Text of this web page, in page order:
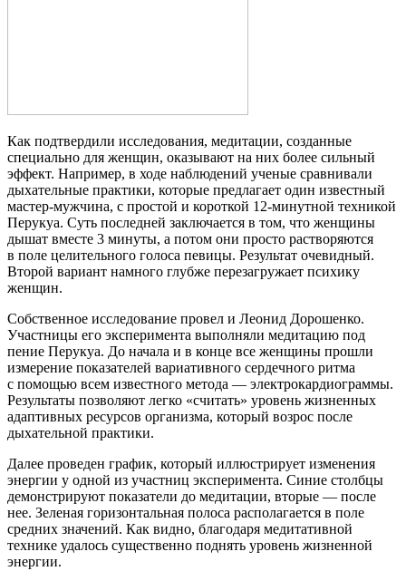
Как подтвердили исследования, медитации, созданные
специально для женщин, оказывают на них более сильный
эффект. Например, в ходе наблюдений ученые сравнивали
дыхательные практики, которые предлагает один известный
мастер-мужчина, с простой и короткой 12-минутной техникой
Перукуа. Суть последней заключается в том, что женщины
дышат вместе 3 минуты, а потом они просто растворяются
в поле целительного голоса певицы. Результат очевидный.
Второй вариант намного глубже перезагружает психику
женщин.
Собственное исследование провел и Леонид Дорошенко.
Участницы его эксперимента выполняли медитацию под
пение Перукуа. До начала и в конце все женщины прошли
измерение показателей вариативного сердечного ритма
с помощью всем известного метода — электрокардиограммы.
Результаты позволяют легко «считать» уровень жизненных
адаптивных ресурсов организма, который возрос после
дыхательной практики.
Далее проведен график, который иллюстрирует изменения
энергии у одной из участниц эксперимента. Синие столбцы
демонстрируют показатели до медитации, вторые — после
нее. Зеленая горизонтальная полоса располагается в поле
средних значений. Как видно, благодаря медитативной
технике удалось существенно поднять уровень жизненной
энергии.